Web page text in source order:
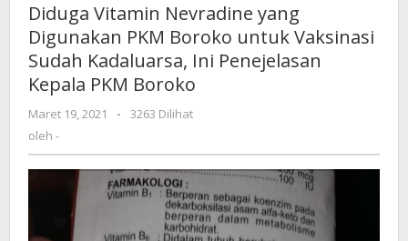
yang
Digunakan
PKM
Kadaluarsa,
Ini
Penejelasan
Kepala
PKM
Diduga Vitamin Nevradine yang
Digunakan PKM Boroko untuk Vaksinasi
Sudah Kadaluarsa, Ini Penejelasan
Kepala PKM Boroko
Maret 19, 2021
oleh
-
3263 Dilihat
oleh -